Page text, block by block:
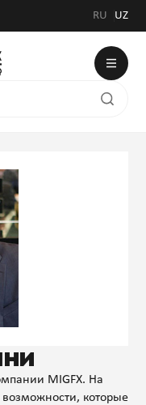
RU UZ
MIGFX. На
которые